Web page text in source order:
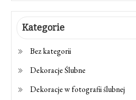
Kategorie
Bez kategorii
Dekoracje Ślubne
Dekoracje w fotografii ślubnej